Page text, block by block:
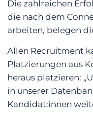
Die zahlreichen
die nach dem
arbeiten, belegen
Allen Recruitment
Platzierungen aus
heraus platzieren:
in unserer
Kandidat:innen